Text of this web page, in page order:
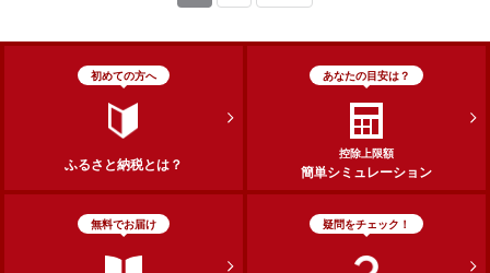
初めての方へ
ふるさと納税とは？
あなたの目安は？
控除上限額
簡単シミュレーション
無料でお届け 疑問をチェック！